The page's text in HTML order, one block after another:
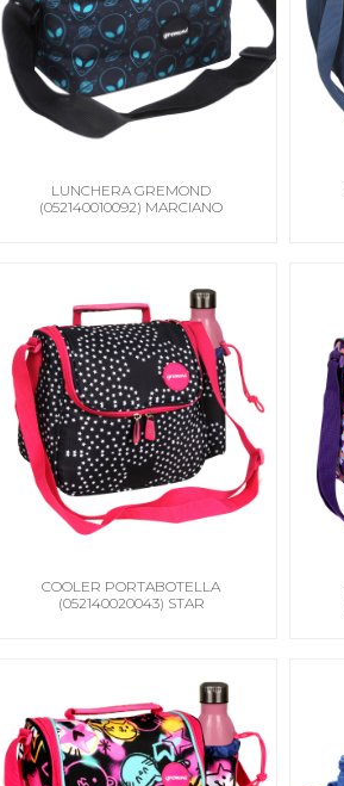
LUNCHERA GREMOND
(052140010092) MARCIANO
COOLER PORTABOTELLA
(052140020043) STAR